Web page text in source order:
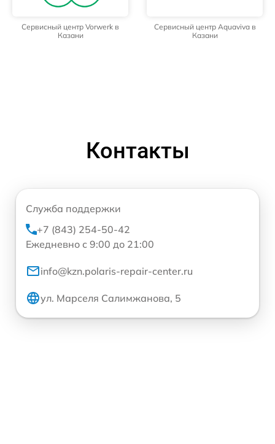
Сервисный центр Vorwerk в
Казани
Сервисный центр Aquaviva в
Казани
Контакты
Служба поддержки
+7 (843) 254-50-42
Ежедневно с 9:00 до 21:00
info@kzn.polaris-repair-center.ru
ул. Марселя Салимжанова, 5